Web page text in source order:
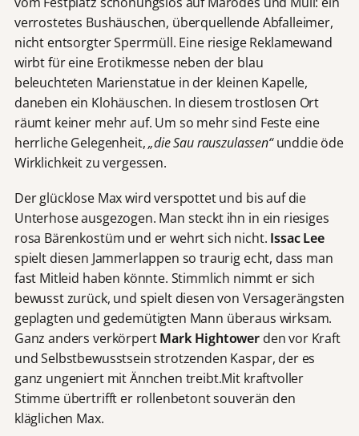
verrostetes Bushäuschen, überquellende Abfalleimer,
nicht entsorgter Sperrmüll. Eine riesige Reklamewand
wirbt für eine Erotikmesse neben der blau
beleuchteten Marienstatue in der kleinen Kapelle,
daneben ein Klohäuschen. In diesem trostlosen Ort
räumt keiner mehr auf. Um so mehr sind Feste eine
herrliche Gelegenheit,„die Sau rauszulassen“unddie öde
Wirklichkeit zu vergessen.
Der glücklose Max wird verspottet und bis auf die
Unterhose ausgezogen. Man steckt ihn in ein riesiges
rosa Bärenkostüm und er wehrt sich nicht. Issac Lee
spielt diesen Jammerlappen so traurig echt, dass man
fast Mitleid haben könnte. Stimmlich nimmt er sich
bewusst zurück, und spielt diesen von Versagerängsten
geplagten und gedemütigten Mann überaus wirksam.
Ganz anders verkörpertMark Hightower den vor Kraft
und Selbstbewusstsein strotzenden Kaspar, der es
ganz ungeniert mit Ännchen treibt.Mit kraftvoller
Stimme übertrifft er rollenbetont souverän den
kläglichen Max.